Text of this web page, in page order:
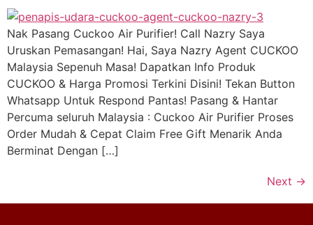
Nak Pasang Cuckoo Air Purifier! Call Nazry Saya
Uruskan Pemasangan! Hai, Saya Nazry Agent CUCKOO
Malaysia Sepenuh Masa! Dapatkan Info Produk
CUCKOO & Harga Promosi Terkini Disini! Tekan Button
Whatsapp Untuk Respond Pantas! Pasang & Hantar
Percuma seluruh Malaysia : Cuckoo Air Purifier Proses
Order Mudah & Cepat Claim Free Gift Menarik Anda
Berminat Dengan […]
Next →